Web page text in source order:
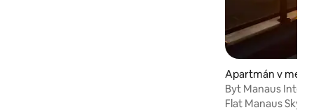
Apartmán v
Byt Manaus
Flat Manaus Skyline Náš apartmán